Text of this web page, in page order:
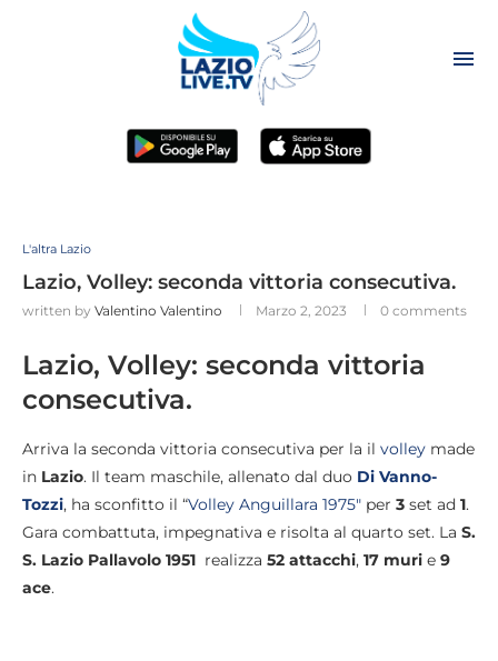
L'altra Lazio
Lazio, Volley: seconda vittoria consecutiva.
written by Valentino Valentino Marzo 2, 2023 0 comments
Lazio, Volley: seconda vittoria
consecutiva.
Arriva la seconda vittoria consecutiva per la il volley made
in Lazio. Il team maschile, allenato dal duo Di Vanno-
Tozzi, ha sconfitto il “Volley Anguillara 1975″ per 3 set ad 1.
Gara combattuta, impegnativa e risolta al quarto set. La S.
S. Lazio Pallavolo 1951 realizza 52 attacchi, 17 muri e 9
ace.